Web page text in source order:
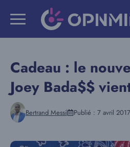
Cadeau : le
Joey Bada$$
Bertrand Messi Publié : 7 avril 2017